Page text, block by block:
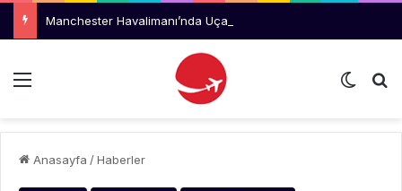
Menü Dış
Anasayfa /Haberler